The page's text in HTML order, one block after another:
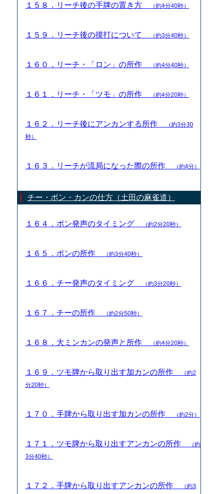
１５８．リーチ後の手牌の置き方 （約4分40秒）
１５９．リーチ後の摸打について （約3分40秒）
１６０．リーチ・「ロン」の所作 （約4分40秒）
１６１．リーチ・「ツモ」の所作 （約4分20秒）
１６２．リーチ後にアンカンする所作
（約3分30
秒）
１６３．リーチが流局になった際の所作 （約4分）
チー・ポン・カンの仕方（土田の麻雀道）
１６４．ポン発声のタイミング （約2分20秒）
１６５．ポンの所作 （約3分40秒）
１６６．チー発声のタイミング （約3分20秒）
１６７．チーの所作 （約2分50秒）
１６８．大ミンカンの発声と所作 （約4分20秒）
１６９．ツモ牌から取り出す加カンの所作
（約2
分20秒）
１７０．手牌から取り出す加カンの所作 （約2分）
１７１．ツモ牌から取り出すアンカンの所作
（約
3分40秒）
１７２．手牌から取り出すアンカンの所作
（約3